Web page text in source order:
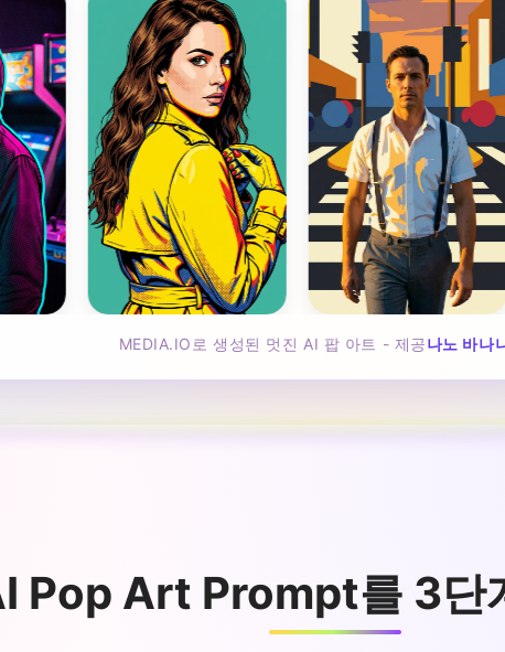
MEDIA.IO로 생성된 멋진 AI 팝 아트 - 제공나노 바나
Pop Art Prompt를 3단